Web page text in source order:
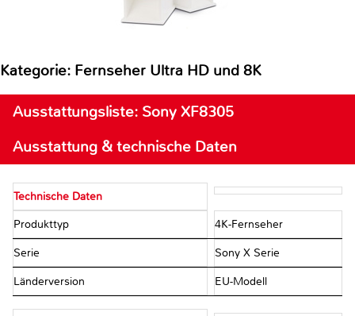
Kategorie: Fernseher Ultra HD und 8K
Ausstattungsliste: Sony XF8305
Ausstattung & technische Daten
Technische Daten
Produkttyp 4K-Fernseher
Serie Sony X Serie
Länderversion EU-Modell